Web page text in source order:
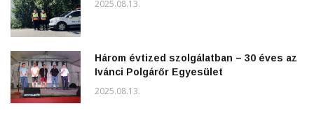
2025.08.13.
Három évtized szolgálatban – 30 éves az
Ivánci Polgárőr Egyesület
2025.08.13.